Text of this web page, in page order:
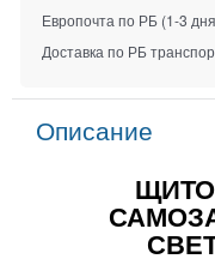
Европочта по РБ (1-3
Доставка по РБ
Описание